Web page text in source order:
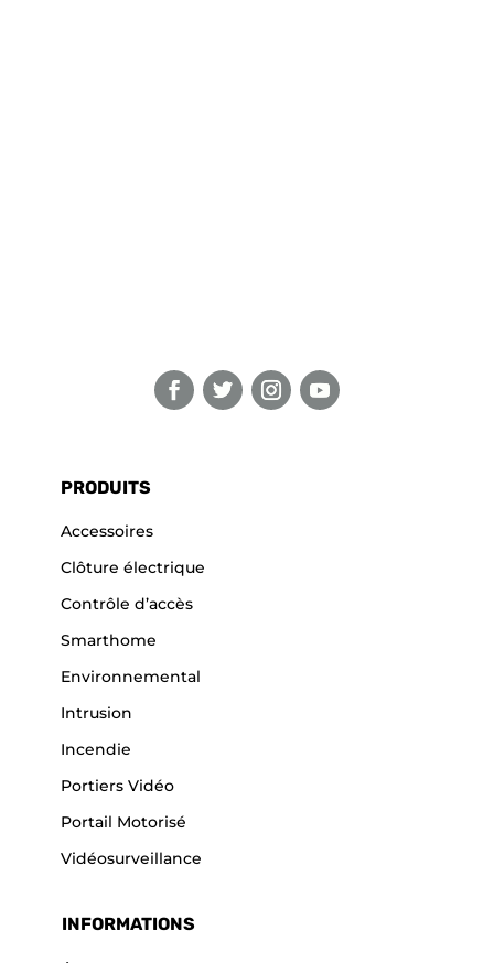
PRODUITS
Accessoires
Clôture électrique
Contrôle d’accès
Smarthome
Environnemental
Intrusion
Incendie
Portiers Vidéo
Portail Motorisé
Vidéosurveillance
INFORMATIONS